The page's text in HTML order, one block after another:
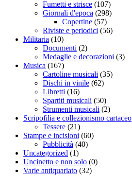
Fumetti e strisce (107)
Giornali d'epoca (298)
Copertine (57)
Riviste e periodici (56)
Militaria (10)
Documenti (2)
Medaglie e decorazioni (3)
Musica (167)
Cartoline musicali (35)
Dischi in vinile (62)
Libretti (16)
Spartiti musicali (50)
Strumenti musicali (2)
Scripofilia e collezionismo cartaceo
Tessere (21)
Stampe e incisioni (60)
Pubblicità (40)
Uncategorized (1)
Uncinetto e non solo (0)
Varie antiquariato (32)